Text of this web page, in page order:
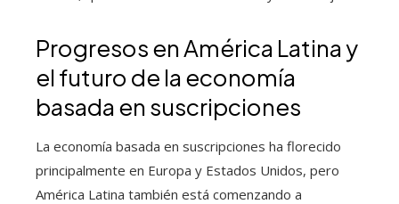
Progresos en América Latina y
el futuro de la economía
basada en suscripciones
La economía basada en suscripciones ha florecido
principalmente en Europa y Estados Unidos, pero
América Latina también está comenzando a